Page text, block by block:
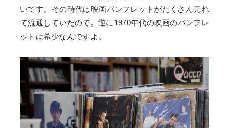
いです。その時代は映画パンフレットがたくさん売れ
て流通していたので。逆に1970年代の映画のパンフレ
ットは希少なんですよ。